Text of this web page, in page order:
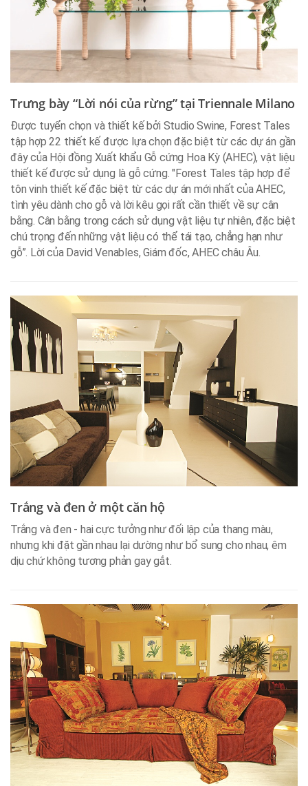
Trưng bày “Lời nói của rừng” tại Triennale Milano
Được tuyển chọn và thiết kế bởi Studio Swine, Forest Tales
tập hợp 22 thiết kế được lựa chọn đặc biệt từ các dự án gần
đây của Hội đồng Xuất khẩu Gỗ cứng Hoa Kỳ (AHEC), vật liệu
thiết kế được sử dụng là gỗ cứng. "Forest Tales tập hợp để
tôn vinh thiết kế đặc biệt từ các dự án mới nhất của AHEC,
tình yêu dành cho gỗ và lời kêu gọi rất cần thiết về sự cân
bằng. Cân bằng trong cách sử dụng vật liệu tự nhiên, đặc biệt
chú trọng đến những vật liệu có thể tái tạo, chẳng hạn như
gỗ”. Lời của David Venables, Giám đốc, AHEC châu Âu.
Trắng và đen ở một căn hộ
Trắng và đen - hai cực tưởng như đối lập của thang màu,
nhưng khi đặt gần nhau lại dường như bổ sung cho nhau, êm
dịu chứ không tương phản gay gắt.